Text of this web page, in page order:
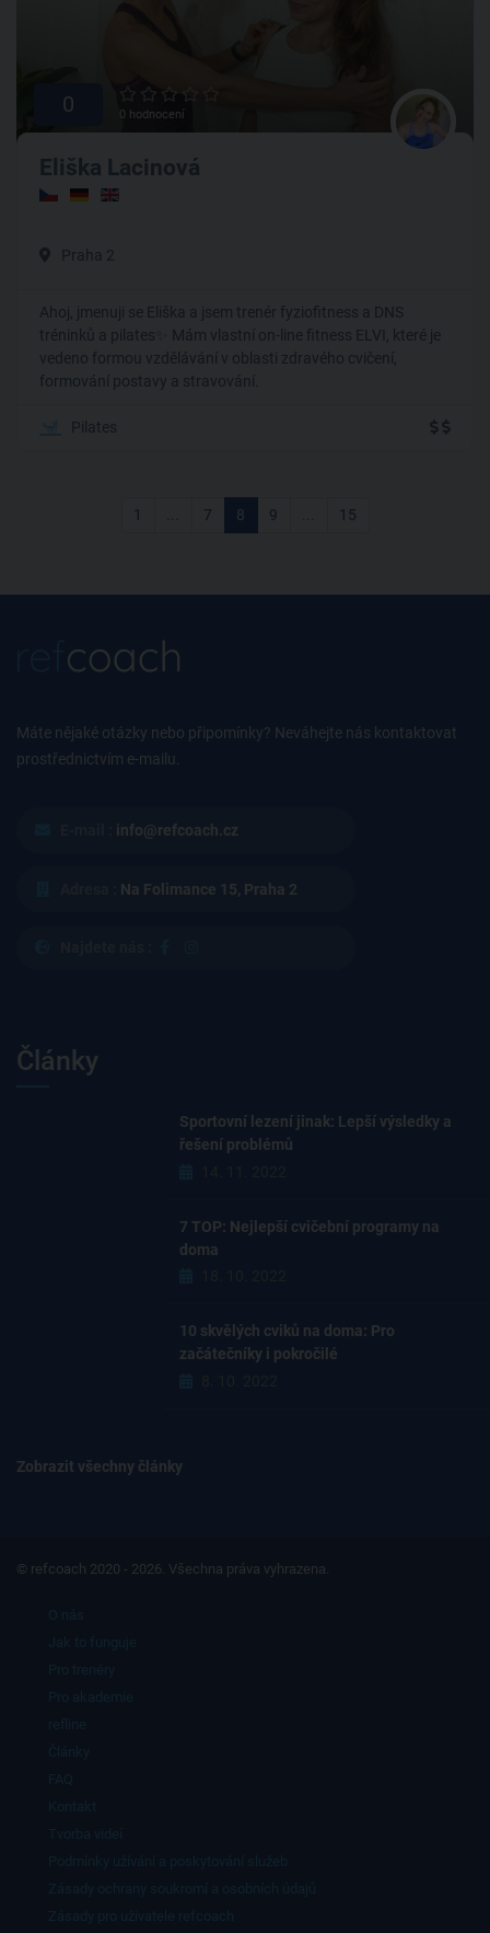
0 0 hodnocení
Eliška Lacinová
Praha 2
Ahoj, jmenuji se Eliška a jsem trenér fyziofitness a DNS
tréninků a pilates✨ Mám vlastní on-line fitness ELVI, které je
vedeno formou vzdělávání v oblasti zdravého cvičení,
formování postavy a stravování.
Pilates
1 7 8 9 15
Máte nějaké otázky nebo připomínky? Neváhejte nás kontaktovat
prostřednictvím e-mailu.
info@refcoach.cz
Na Folimance 15, Praha 2
Články
Sportovní lezení jinak: Lepší výsledky a
řešení problémů
7 TOP: Nejlepší cvičební programy na
doma
10 skvělých cviků na doma: Pro
začátečníky i pokročilé
Zobrazit všechny články
© refcoach 2020 - 2026. Všechna práva vyhrazena.